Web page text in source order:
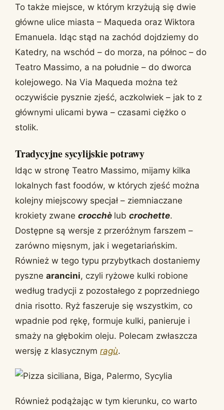
To także miejsce, w którym krzyżują się dwie
główne ulice miasta – Maqueda oraz Wiktora
Emanuela. Idąc stąd na zachód dojdziemy do
Katedry, na wschód – do morza, na północ – do
Teatro Massimo, a na południe – do dworca
kolejowego. Na Via Maqueda można też
oczywiście pysznie zjeść, aczkolwiek – jak to z
głównymi ulicami bywa – czasami ciężko o
stolik.
Tradycyjne sycylijskie potrawy
Idąc w stronę Teatro Massimo, mijamy kilka
lokalnych fast foodów, w których zjeść można
kolejny miejscowy specjał – ziemniaczane
krokiety zwane crocchè lub crochette.
Dostępne są wersje z przeróżnym farszem –
zarówno mięsnym, jak i wegetariańskim.
Również w tego typu przybytkach dostaniemy
pyszne arancini, czyli ryżowe kulki robione
według tradycji z pozostałego z poprzedniego
dnia risotto. Ryż faszeruje się wszystkim, co
wpadnie pod rękę, formuje kulki, panieruje i
smaży na głębokim oleju. Polecam zwłaszcza
wersję z klasycznym ragù.
Również podążając w tym kierunku, co warto